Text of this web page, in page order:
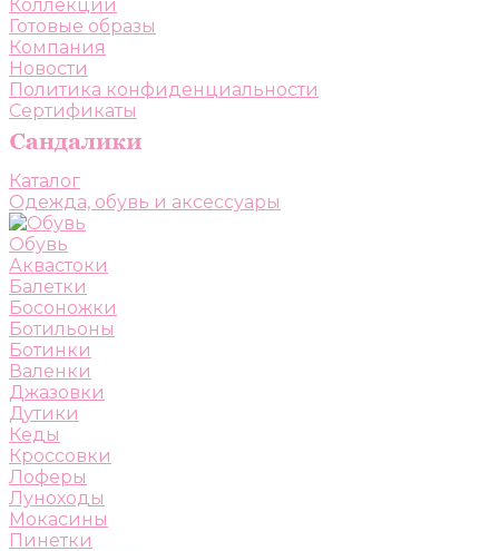
Коллекции
Готовые образы
Компания
Новости
Политика конфиденциальности
Сертификаты
Каталог
Одежда, обувь и аксессуары
Обувь
Аквастоки
Балетки
Босоножки
Ботильоны
Ботинки
Валенки
Джазовки
Дутики
Кеды
Кроссовки
Лоферы
Луноходы
Мокасины
Пинетки